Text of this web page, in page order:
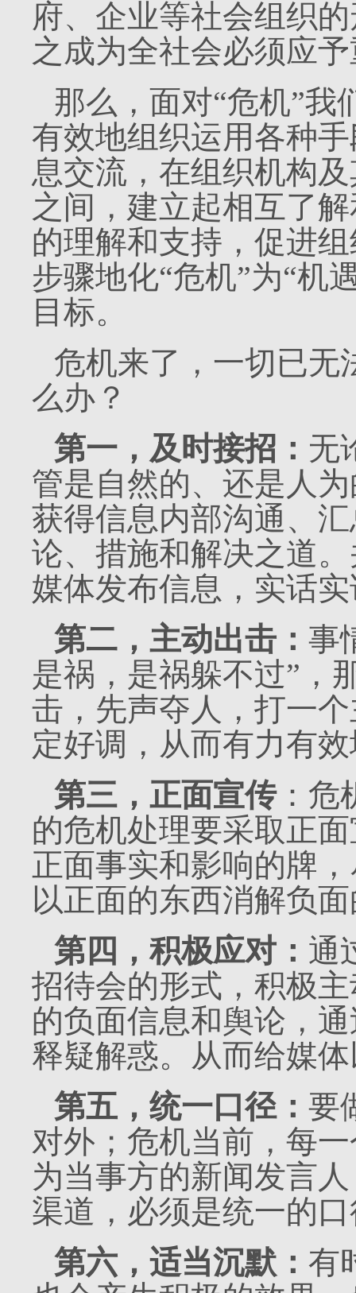
府、企业等社会组织
之成为全社会必须应
那么，面对“危机”我
有效地组织运用各种
息交流，在组织机构
之间，建立起相互了
的理解和支持，促进
步骤地化“危机”为“机
目标。
危机来了，一切已无
么办？
第一，及时接招： 无
管是自然的、还是人
获得信息内部沟通、
论、措施和解决之道
媒体发布信息，实话
第二，主动出击：事
是祸，是祸躲不过”，
击，先声夺人，打一
定好调，从而有力有
第三，正面宣传：危
的危机处理要采取正
正面事实和影响的牌
以正面的东西消解负
第四，积极应对： 通
招待会的形式，积极
的负面信息和舆论，
释疑解惑。从而给媒
第五，统一口径：要
对外；危机当前，每
为当事方的新闻发言
渠道，必须是统一的
第六，适当沉默：有